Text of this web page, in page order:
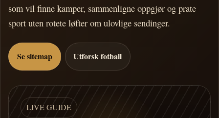
som vil finne kamper, sammenligne oppgjør og prate
sport uten rotete løfter om ulovlige sendinger.
Se sitemap Utforsk fotball
LIVE GUIDE